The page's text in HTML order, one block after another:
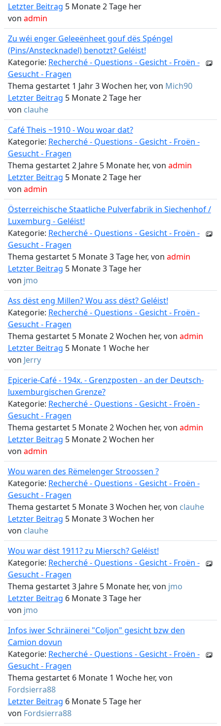
Letzter Beitrag 5 Monate 2 Tage her
von admin
Zu wéi enger Geleeënheet gouf dës Spéngel
(Pins/Anstecknadel) benotzt? Geléist!
Kategorie: Recherché - Questions - Gesicht - Froën -
Gesucht - Fragen
Thema gestartet 1 Jahr 3 Wochen her, von Mich90
Letzter Beitrag 5 Monate 2 Tage her
von clauhe
Café Theis ~1910 - Wou woar dat?
Kategorie: Recherché - Questions - Gesicht - Froën -
Gesucht - Fragen
Thema gestartet 2 Jahre 5 Monate her, von admin
Letzter Beitrag 5 Monate 2 Tage her
von admin
Österreichische Staatliche Pulverfabrik in Siechenhof /
Luxemburg - Geléist!
Kategorie: Recherché - Questions - Gesicht - Froën -
Gesucht - Fragen
Thema gestartet 5 Monate 3 Tage her, von admin
Letzter Beitrag 5 Monate 3 Tage her
von jmo
Ass dëst eng Millen? Wou ass dëst? Geléist!
Kategorie: Recherché - Questions - Gesicht - Froën -
Gesucht - Fragen
Thema gestartet 5 Monate 2 Wochen her, von admin
Letzter Beitrag 5 Monate 1 Woche her
von Jerry
Epicerie-Café - 194x. - Grenzposten - an der Deutsch-
luxemburgischen Grenze?
Kategorie: Recherché - Questions - Gesicht - Froën -
Gesucht - Fragen
Thema gestartet 5 Monate 2 Wochen her, von admin
Letzter Beitrag 5 Monate 2 Wochen her
von admin
Wou waren des Rëmelenger Stroossen ?
Kategorie: Recherché - Questions - Gesicht - Froën -
Gesucht - Fragen
Thema gestartet 5 Monate 3 Wochen her, von clauhe
Letzter Beitrag 5 Monate 3 Wochen her
von clauhe
Wou war dëst 1911? zu Miersch? Geléist!
Kategorie: Recherché - Questions - Gesicht - Froën -
Gesucht - Fragen
Thema gestartet 3 Jahre 5 Monate her, von jmo
Letzter Beitrag 6 Monate 3 Tage her
von jmo
Infos iwer Schräinerei "Coljon" gesicht bzw den
Camion dovun
Kategorie: Recherché - Questions - Gesicht - Froën -
Gesucht - Fragen
Thema gestartet 6 Monate 1 Woche her, von
Fordsierra88
Letzter Beitrag 6 Monate 5 Tage her
von Fordsierra88